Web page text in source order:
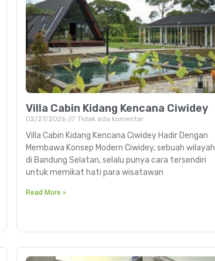
Villa Cabin Kidang Kencana Ciwidey
02/27/2026 Tidak ada komentar
Villa Cabin Kidang Kencana Ciwidey Hadir Dengan
Membawa Konsep Modern Ciwidey, sebuah wilayah
di Bandung Selatan, selalu punya cara tersendiri
untuk memikat hati para wisatawan
Read More »